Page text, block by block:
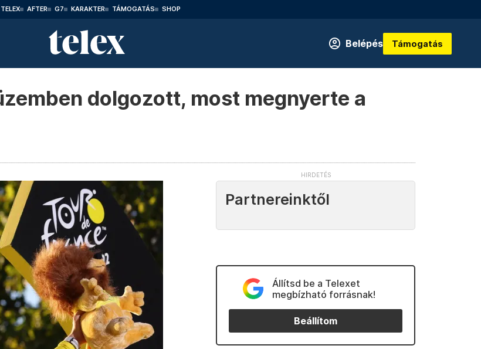
TELEX AFTER G7 KARAKTER TÁMOGATÁS SHOP
Belépés Támogatás
dolgozott, most megnyerte a
Partnereinktől
Állítsd be a Telexet
megbízható forrásnak!
Beállítom